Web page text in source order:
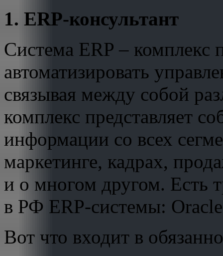
1. ERP-консультант
Система ERP –
автоматизировать
связывая между собой
комплекс представляет
информации со всех
маркетинге, кадрах,
и о многом другом. Есть
в РФ ERP-системы:
Вот что входит в